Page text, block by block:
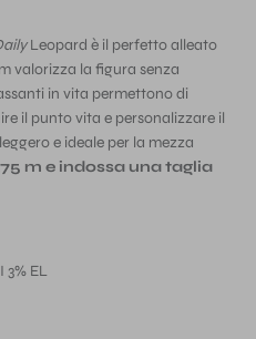
Leopard è il perfetto alleato
valorizza la figura senza
in vita permettono di
il punto vita e personalizzare il
e ideale per la mezza
m e indossa una taglia
3% EL